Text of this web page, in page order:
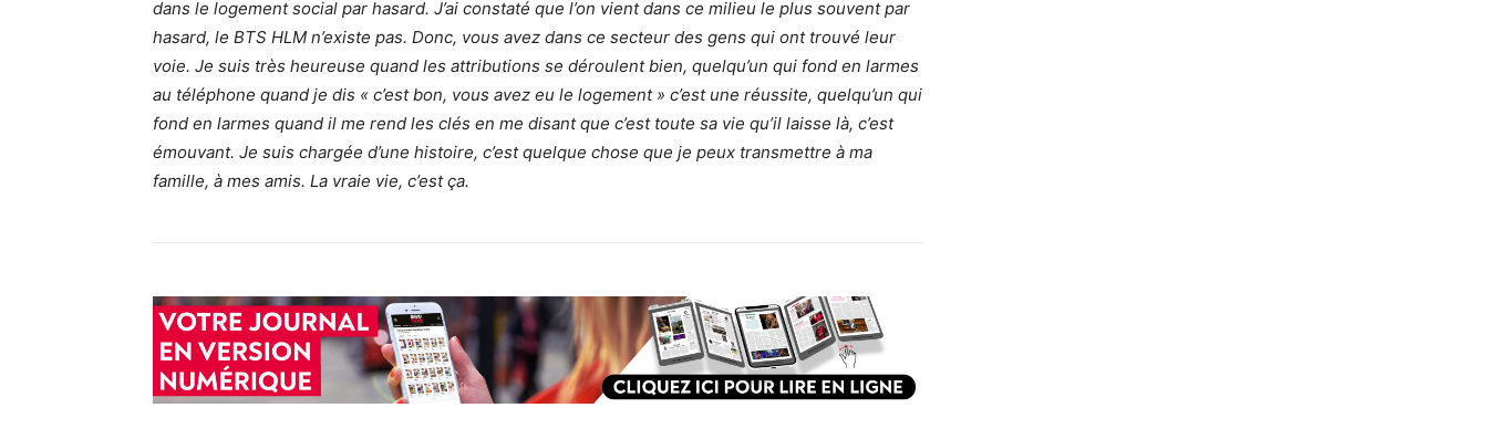
dans le logement social par hasard. J’ai constaté que l’on vient dans ce milieu le plus souvent par
hasard, le BTS HLM n’existe pas. Donc, vous avez dans ce secteur des gens qui ont trouvé leur
voie. Je suis très heureuse quand les attributions se déroulent bien, quelqu’un qui fond en larmes
au téléphone quand je dis « c’est bon, vous avez eu le logement » c’est une réussite, quelqu’un qui
fond en larmes quand il me rend les clés en me disant que c’est toute sa vie qu’il laisse là, c’est
émouvant. Je suis chargée d’une histoire, c’est quelque chose que je peux transmettre à ma
famille, à mes amis. La vraie vie, c’est ça.